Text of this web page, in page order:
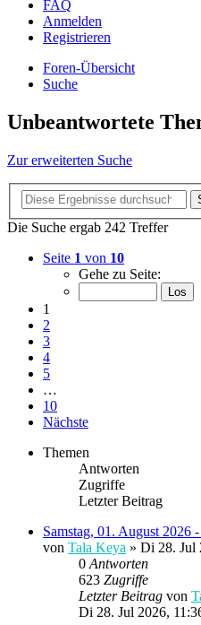
FAQ
Anmelden
Registrieren
Foren-Übersicht
Suche
Unbeantwortete
Zur erweiterten Suche
Die Suche ergab 242 Treffer
Seite 1 von 10
Gehe zu Seite:
1
2
3
4
5
…
10
Nächste
Themen
Antworten
Zugriffe
Letzter Beitrag
Samstag, 01. August
von Tala Keya » Di 28. Jul
0 Antworten
623 Zugriffe
Letzter Beitrag von
Di 28. Jul 2026,